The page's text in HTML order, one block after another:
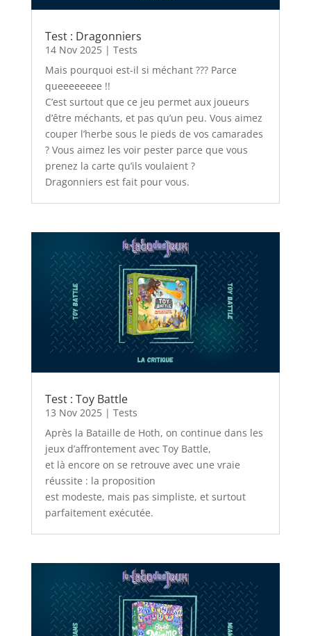
Test : Dragonniers
14 Nov 2025| Tests
Mais pourquoi est-il si méchant ??? Parce
queeeeeeee !!
C’est surtout que ce jeu permet aux joueurs
d’être méchants, et pas qu’un peu. Vous aimez
couper l’herbe sous le pieds de vos camarades
? Vous aimez les voir pester parce que vous
prenez la carte qu’ils voulaient ?
Dragonniers est fait pour vous.
Test : Toy Battle
13 Nov 2025| Tests
Après la Bataille de Hoth, on continue dans les
jeux d’affrontement avec Toy Battle,
et là encore on se retrouve avec une vraie
réussite : la proposition
est modeste, mais pas simpliste, et surtout
parfaitement exécutée.